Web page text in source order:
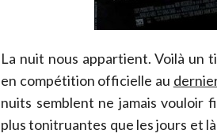
La nuit nous appartient. Voilà un
en compétition officielle au
nuits semblent ne jamais vouloir
plus tonitruantes que les jours et